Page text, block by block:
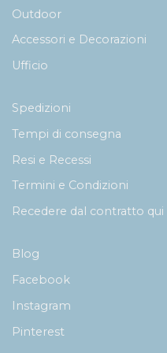
Outdoor
Accessori e Decorazioni
Ufficio
Spedizioni
Tempi di consegna
Resi e Recessi
Termini e Condizioni
Recedere dal contratto qui
Blog
Facebook
Instagram
Pinterest